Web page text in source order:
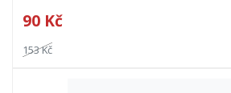
90 Kč
153 Kč